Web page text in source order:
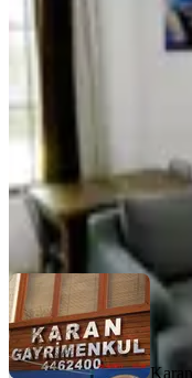
Karan GayrimenkulUfuk
Ara